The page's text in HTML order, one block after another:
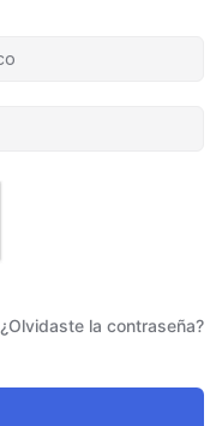
¿Olvidaste la contraseña?